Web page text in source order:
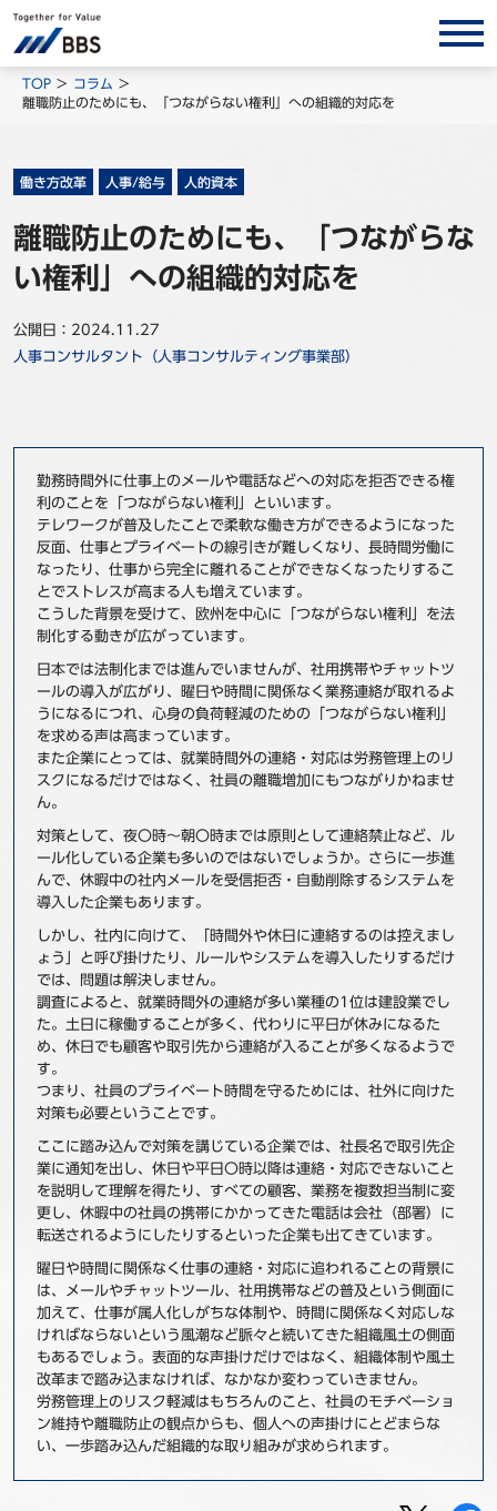
BBSグループネットワーク サステナビリティ 企業情報
サービス/ソリューション
BPO
インサイト
コラム
調査レポート
出版書籍
事例
セミナ−
ニュース
お問い合わせ
TOP
コラム
離職防止のためにも、「つながらない権利」への組織的対応を
働き方改革 人事/給与 人的資本
離職防止のためにも、「つながらな
い権利」への組織的対応を
公開日：2024.11.27
人事コンサルタント（人事コンサルティング事業部）
勤務時間外に仕事上のメールや電話などへの対応を拒否できる権
利のことを「つながらない権利」といいます。
テレワークが普及したことで柔軟な働き方ができるようになった
反面、仕事とプライベートの線引きが難しくなり、長時間労働に
なったり、仕事から完全に離れることができなくなったりするこ
とでストレスが高まる人も増えています。
こうした背景を受けて、欧州を中心に「つながらない権利」を法
制化する動きが広がっています。
日本では法制化までは進んでいませんが、社用携帯やチャットツ
ールの導入が広がり、曜日や時間に関係なく業務連絡が取れるよ
うになるにつれ、心身の負荷軽減のための「つながらない権利」
を求める声は高まっています。
また企業にとっては、就業時間外の連絡・対応は労務管理上のリ
スクになるだけではなく、社員の離職増加にもつながりかねませ
ん。
対策として、夜〇時～朝〇時までは原則として連絡禁止など、ル
ール化している企業も多いのではないでしょうか。さらに一歩進
んで、休暇中の社内メールを受信拒否・自動削除するシステムを
導入した企業もあります。
しかし、社内に向けて、「時間外や休日に連絡するのは控えまし
ょう」と呼び掛けたり、ルールやシステムを導入したりするだけ
では、問題は解決しません。
調査によると、就業時間外の連絡が多い業種の1位は建設業でし
た。土日に稼働することが多く、代わりに平日が休みになるた
め、休日でも顧客や取引先から連絡が入ることが多くなるようで
す。
つまり、社員のプライベート時間を守るためには、社外に向けた
対策も必要ということです。
ここに踏み込んで対策を講じている企業では、社長名で取引先企
業に通知を出し、休日や平日〇時以降は連絡・対応できないこと
を説明して理解を得たり、すべての顧客、業務を複数担当制に変
更し、休暇中の社員の携帯にかかってきた電話は会社（部署）に
転送されるようにしたりするといった企業も出てきています。
曜日や時間に関係なく仕事の連絡・対応に追われることの背景に
は、メールやチャットツール、社用携帯などの普及という側面に
加えて、仕事が属人化しがちな体制や、時間に関係なく対応しな
ければならないという風潮など脈々と続いてきた組織風土の側面
もあるでしょう。表面的な声掛けだけではなく、組織体制や風土
改革まで踏み込まなければ、なかなか変わっていきません。
労務管理上のリスク軽減はもちろんのこと、社員のモチベーショ
ン維持や離職防止の観点からも、個人への声掛けにとどまらな
い、一歩踏み込んだ組織的な取り組みが求められます。